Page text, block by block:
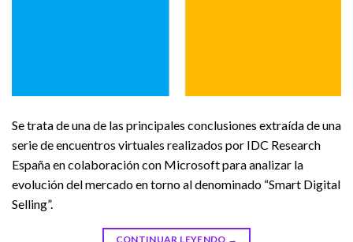
Se trata de una de las principales conclusiones extraída de una
serie de encuentros virtuales realizados por IDC Research
España en colaboración con Microsoft para analizar la
evolución del mercado en torno al denominado “Smart Digital
Selling”.
CONTINUAR LEYENDO →